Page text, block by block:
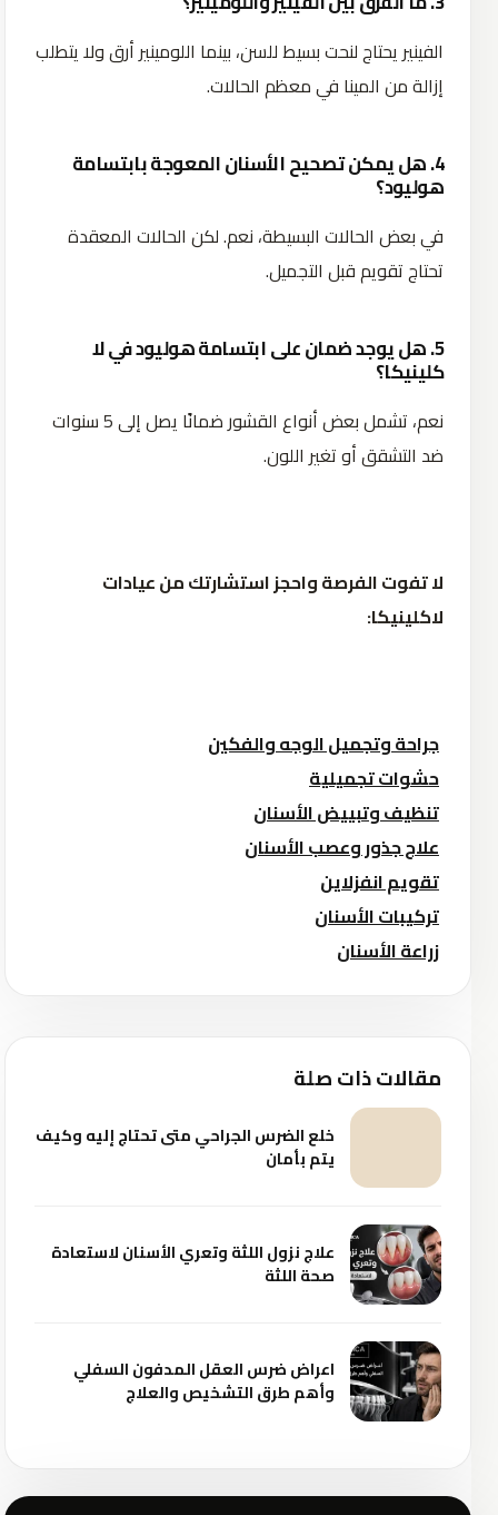
الفينير يحتاج لنحت بسيط للسن، بينما اللومينير أرق ولا يتطلب
إزالة من المينا في معظم الحالات.
4. هل يمكن تصحيح الأسنان المعوجة بابتسامة
هوليود؟
في بعض الحالات البسيطة، نعم. لكن الحالات المعقدة
تحتاج تقويم قبل التجميل.
5. هل يوجد ضمان على ابتسامة هوليود في لا
كلينيكا؟
نعم، تشمل بعض أنواع القشور ضمانًا يصل إلى 5 سنوات
ضد التشقق أو تغير اللون.
لا تفوت الفرصة واحجز استشارتك من عيادات
لاكلينيكا:
جراحة وتجميل الوجه والفكين
حشوات تجميلية
تنظيف وتبييض الأسنان
علاج جذور وعصب الأسنان
تقويم انفزلاين
تركيبات الأسنان
زراعة الأسنان
مقالات ذات صلة
خلع الضرس الجراحي متى تحتاج إليه وكيف
يتم بأمان
علاج نزول اللثة وتعري الأسنان لاستعادة
صحة اللثة
اعراض ضرس العقل المدفون السفلي
وأهم طرق التشخيص والعلاج